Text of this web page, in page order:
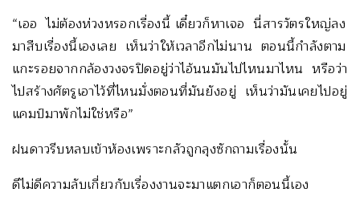
“เออ ไม่ต้องห่วงหรอกเรื่องนี้ เดี๋ยวก็หาเจอ นี่สารวัตรใหญ่ลง
มาสืบเรื่องนี้เองเลย เห็นว่าให้เวลาอีกไม่นาน ตอนนี้กำลังตาม
แกะรอยจากกล้องวงจรปิดอยู่ว่าไอ้นนมันไปไหนมาไหน หรือว่า
ไปสร้างศัตรูเอาไว้ที่ไหนมั่งตอนที่มันยังอยู่ เห็นว่ามันเคยไปอยู่
แคมป์มาพักไม่ใช่หรือ”
ฝนดาวรีบหลบเข้าห้องเพราะกลัวถูกลุงซักถามเรื่องนั้น
ดีไม่ดีความลับเกี่ยวกับเรื่องงานจะมาแตกเอาก็ตอนนี้เอง